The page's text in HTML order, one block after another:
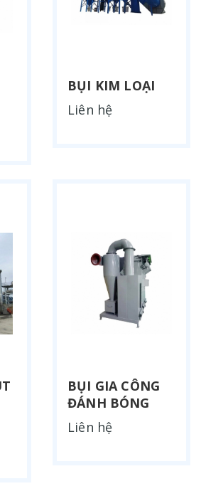
BỤI KIM LOẠI
Liên hệ
BỤI GIA CÔNG
ĐÁNH BÓNG
Liên hệ